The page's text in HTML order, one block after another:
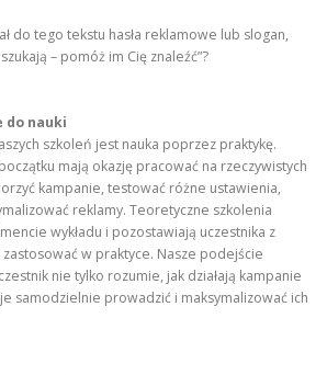
do tego tekstu hasła reklamowe lub slogan,
– pomóż im Cię znaleźć”?
do nauki
szkoleń jest nauka poprzez praktykę.
mają okazję pracować na rzeczywistych
kampanie, testować różne ustawienia,
reklamy. Teoretyczne szkolenia
wykładu i pozostawiają uczestnika z
w praktyce. Nasze podejście
nie tylko rozumie, jak działają kampanie
samodzielnie prowadzić i maksymalizować ich